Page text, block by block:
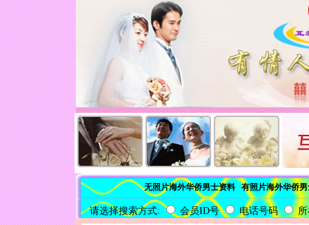
无照片海外华侨男士资料 有照片海外华侨
请选择搜索方式: 会员ID号 电话号码 所